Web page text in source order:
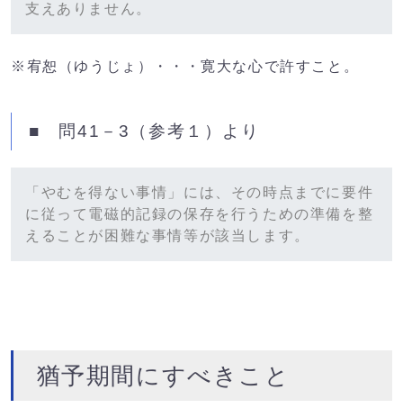
支えありません。
※宥恕（ゆうじょ）・・・寛大な心で許すこと。
■ 問41－3（参考１）より
「やむを得ない事情」には、その時点までに要件
に従って電磁的記録の保存を行うための準備を整
えることが困難な事情等が該当します。
猶予期間にすべきこと